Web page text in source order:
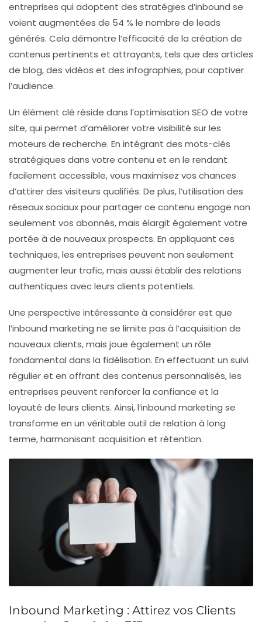
entreprises qui adoptent des stratégies d’inbound se
voient augmentées de 54 % le nombre de leads
générés. Cela démontre l’efficacité de la création de
contenus pertinents et attrayants, tels que des articles
de blog, des vidéos et des infographies, pour captiver
l’audience.
Un élément clé réside dans l’optimisation SEO de votre
site, qui permet d’améliorer votre visibilité sur les
moteurs de recherche. En intégrant des mots-clés
stratégiques dans votre contenu et en le rendant
facilement accessible, vous maximisez vos chances
d’attirer des visiteurs qualifiés. De plus, l’utilisation des
réseaux sociauxpour partager ce contenu engage non
seulement vos abonnés, mais élargit également votre
portée à de nouveaux prospects. En appliquant ces
techniques, les entreprises peuvent non seulement
augmenter leur trafic, mais aussi établir des relations
authentiques avec leurs clients potentiels.
Une perspective intéressante à considérer est que
l’inbound marketing ne se limite pas à l’acquisition de
nouveaux clients, mais joue également un rôle
fondamental dans la fidélisation. En effectuant un suivi
régulier et en offrant des contenus personnalisés, les
entreprises peuvent renforcer la confiance et la
loyauté de leurs clients. Ainsi, l’inbound marketing se
transforme en un véritable outil de relation à long
terme, harmonisant acquisition et rétention.
Inbound Marketing : Attirez vos Clients